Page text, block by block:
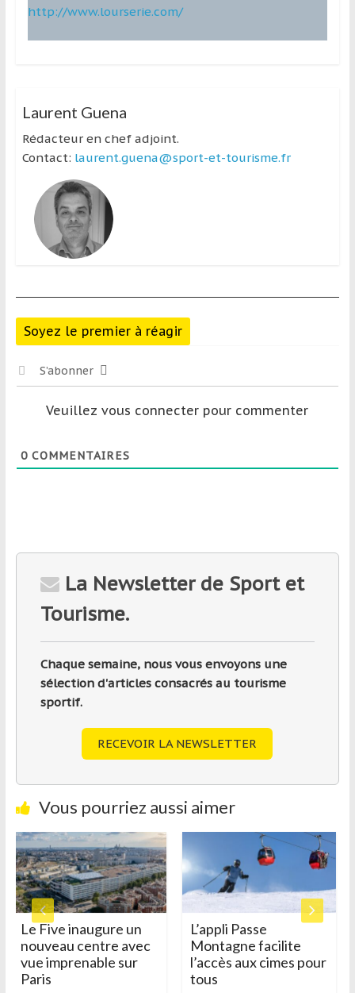
http://www.lourserie.com/
Laurent Guena
Rédacteur en chef adjoint.
Contact: laurent.guena@sport-et-tourisme.fr
Soyez le premier à réagir
S’abonner
Veuillez vous connecter pour commenter
0COMMENTAIRES
La Newsletter de Sport et
Tourisme.
Chaque semaine, nous vous envoyons une
sélection d'articles consacrés au tourisme
sportif.
RECEVOIR LA NEWSLETTER
Vous pourriez aussi aimer
un
avec
sur
L’appli Passe
Montagne facilite
l’accès aux cimes pour
A la découverte
Haut-Doubs
randonnées